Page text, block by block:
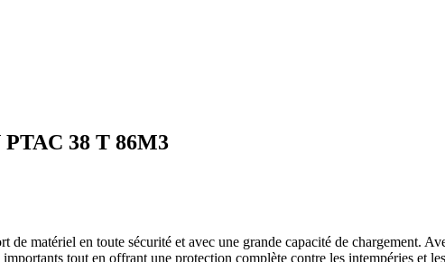
38 T 86M3
matériel en toute sécurité et avec une grande capacité de chargement.
tout en offrant une protection complète contre les intempéries et